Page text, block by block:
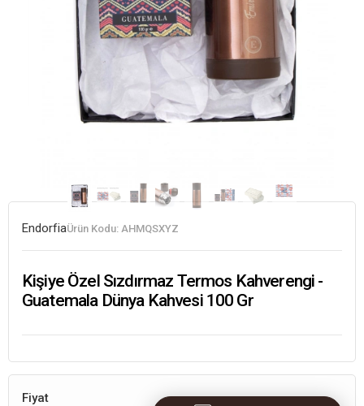
EndorfiaÜrün Kodu: AHMQSXYZ
Kişiye Özel Sızdırmaz Termos Kahverengi -
Guatemala Dünya Kahvesi 100 Gr
Fiyat